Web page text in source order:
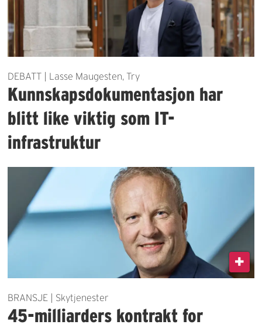
DEBATT | Lasse Maugesten, Try
Kunnskapsdokumentasjon har
blitt like viktig som IT-
infrastruktur
BRANSJE | Skytjenester
45-milliarders kontrakt for